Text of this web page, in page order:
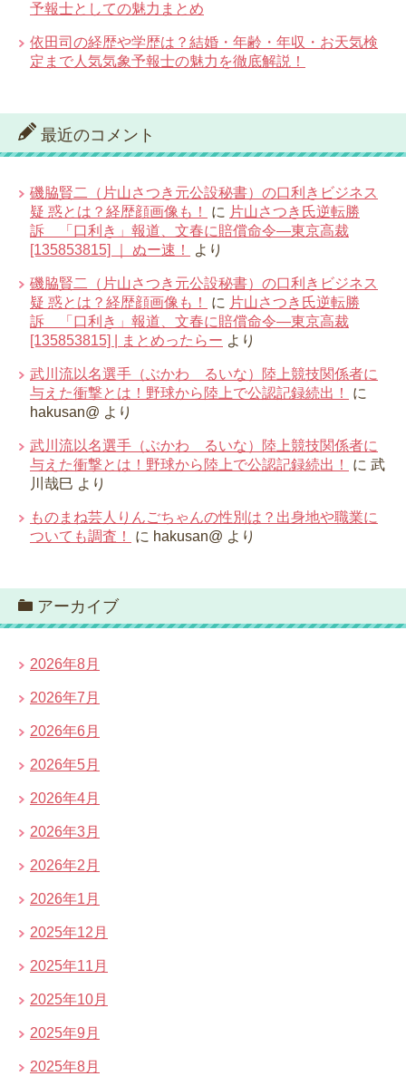
予報士としての魅力まとめ
依田司の経歴や学歴は？結婚・年齢・年収・お天気検
定まで人気気象予報士の魅力を徹底解説！
最近のコメント
磯脇賢二（片山さつき元公設秘書）の口利きビジネス
疑 惑とは？経歴顔画像も！
に 片山さつき氏逆転勝
訴 「口利き」報道、文春に賠償命令―東京高裁
[135853815] ｜ ぬー速！
より
磯脇賢二（片山さつき元公設秘書）の口利きビジネス
疑 惑とは？経歴顔画像も！
に 片山さつき氏逆転勝
訴 「口利き」報道、文春に賠償命令―東京高裁
[135853815] | まとめったらー より
武川流以名選手（ぶかわ るいな）陸上競技関係者に
与えた衝撃とは！野球から陸上で公認記録続出！
に
hakusan@ より
武川流以名選手（ぶかわ るいな）陸上競技関係者に
与えた衝撃とは！野球から陸上で公認記録続出！
に 武
川哉巳 より
ものまね芸人りんごちゃんの性別は？出身地や職業に
ついても調査！
に hakusan@ より
アーカイブ
2026年8月
2026年7月
2026年6月
2026年5月
2026年4月
2026年3月
2026年2月
2026年1月
2025年12月
2025年11月
2025年10月
2025年9月
2025年8月